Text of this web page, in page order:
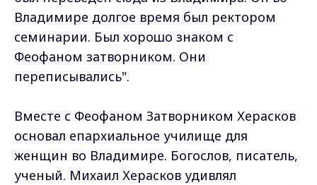
Владимире долгое время был ректором
семинарии. Был хорошо знаком с
Феофаном затворником. Они
переписывались".
Вместе с Феофаном Затворником Херасков
основал епархиальное училище для
женщин во Владимире. Богослов, писатель,
ученый. Михаил Херасков удивлял